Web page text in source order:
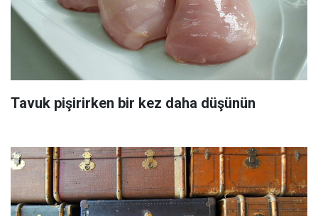
Tavuk pişirirken bir kez daha düşünün